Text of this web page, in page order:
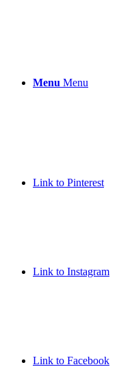
Menu Menu
Link to Pinterest
Link to Instagram
Link to Facebook